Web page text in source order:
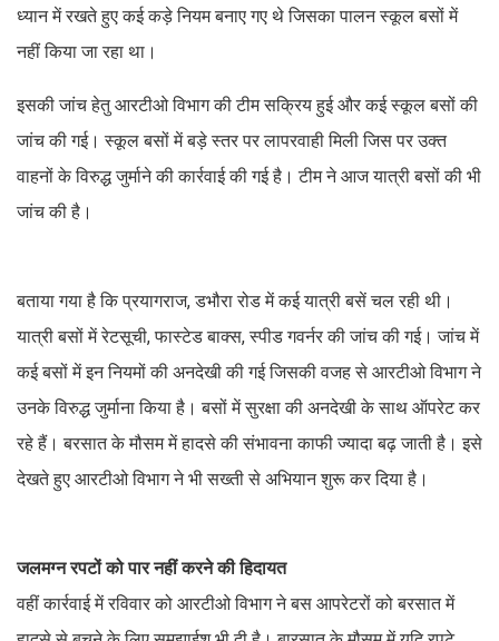
ध्यान में रखते हुए कई कड़े नियम बनाए गए थे जिसका पालन स्कूल बसों में
नहीं किया जा रहा था।
इसकी जांच हेतु आरटीओ विभाग की टीम सक्रिय हुई और कई स्कूल बसों की
जांच की गई। स्कूल बसों में बड़े स्तर पर लापरवाही मिली जिस पर उक्त
वाहनों के विरुद्ध जुर्माने की कार्रवाई की गई है। टीम ने आज यात्री बसों की भी
जांच की है।
बताया गया है कि प्रयागराज, डभौरा रोड में कई यात्री बसें चल रही थी।
यात्री बसों में रेटसूची, फास्टेड बाक्स, स्पीड गवर्नर की जांच की गई। जांच में
कई बसों में इन नियमों की अनदेखी की गई जिसकी वजह से आरटीओ विभाग ने
उनके विरुद्ध जुर्माना किया है। बसों में सुरक्षा की अनदेखी के साथ ऑपरेट कर
रहे हैं। बरसात के मौसम में हादसे की संभावना काफी ज्यादा बढ़ जाती है। इसे
देखते हुए आरटीओ विभाग ने भी सख्ती से अभियान शुरू कर दिया है।
जलमग्न रपटों को पार नहीं करने की हिदायत
वहीं कार्रवाई में रविवार को आरटीओ विभाग ने बस आपरेटरों को बरसात में